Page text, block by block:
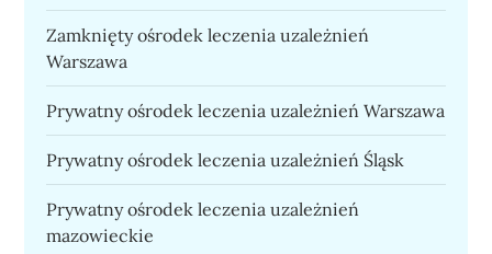
Zamknięty ośrodek leczenia uzależnień
Warszawa
Prywatny ośrodek leczenia uzależnień Warszawa
Prywatny ośrodek leczenia uzależnień Śląsk
Prywatny ośrodek leczenia uzależnień
mazowieckie